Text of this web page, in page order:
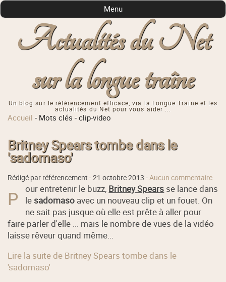
Actualités du Net
sur la longue traîne
Un blog sur le référencement efficace, via la Longue Traine et les
actualités du Net pour vous aider ...
Menu
Accueil - Mots clés -clip-video
Britney Spears tombe dans le
'sadomaso'
Rédigé par référencement -21 octobre 2013 -Aucun commentaire
P our entretenir le buzz, Britney Spears se lance dans
le sadomaso avec un nouveau clip et un fouet. On
ne sait pas jusque où elle est prête à aller pour
faire parler d'elle ... mais le nombre de vues de la vidéo
laisse rêveur quand même...
Lire la suite de Britney Spears tombe dans le
'sadomaso'